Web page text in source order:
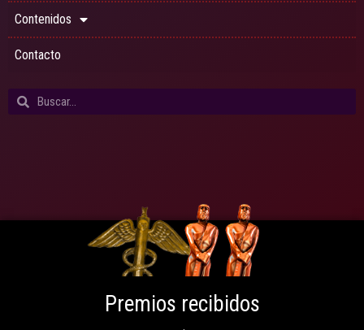
Contenidos
Contacto
Premios recibidos